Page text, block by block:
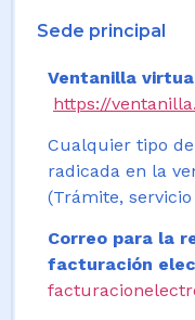
Sede principal
Ventanilla
https://
Cualquier tipo
radicada en la
(Trámite, servicio
Correo para la
facturación